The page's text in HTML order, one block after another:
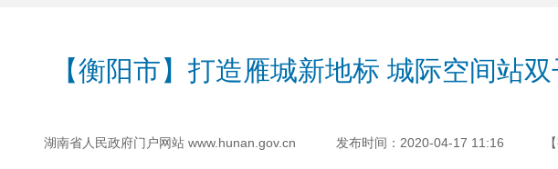
【衡阳市】打造雁城新地标 城际空间站
湖南省人民政府门户网站 www.hunan.gov.cn 发布时间：2020-04-17 11:16